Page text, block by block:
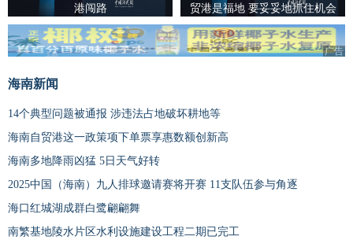
港闯路
贸港是福地 要妥妥地抓住机会
广告
海南新闻
14个典型问题被通报 涉违法占地破坏耕地等
海南自贸港这一政策项下单票享惠数额创新高
海南多地降雨凶猛 5日天气好转
2025中国（海南）九人排球邀请赛将开赛 11支队伍参与角逐
海口红城湖成群白鹭翩翩舞
南繁基地陵水片区水利设施建设工程二期已完工